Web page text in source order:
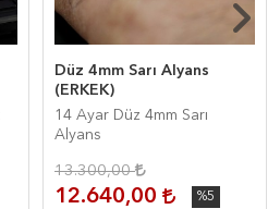
Düz 4mm Sarı Alyans
(ERKEK)
14 Ayar Düz 4mm Sarı
Alyans
13.300,00
12.640,00 %5